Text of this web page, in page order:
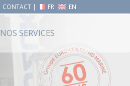
CONTACT| FR EN
NOS SERVICES